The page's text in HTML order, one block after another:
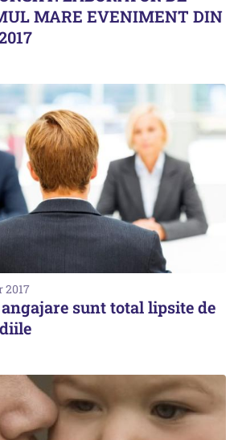
MARE EVENIMENT DIN
2017
sunt total lipsite de